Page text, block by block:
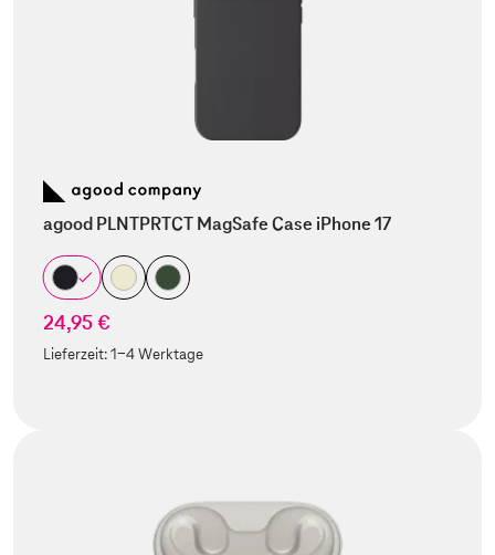
agood PLNTPRTCT MagSafe Case iPhone 17
24,95 €
Lieferzeit:1-4 Werktage